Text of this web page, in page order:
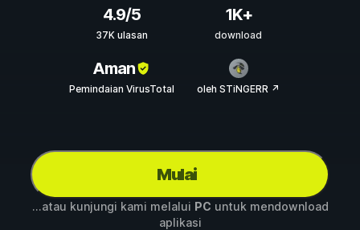
4.9/5
37K ulasan
1K+
download
Aman
Pemindaian VirusTotal oleh STiNGERR ↗
Mulai
...atau kunjungi kami melalui PC untuk mendownload
aplikasi